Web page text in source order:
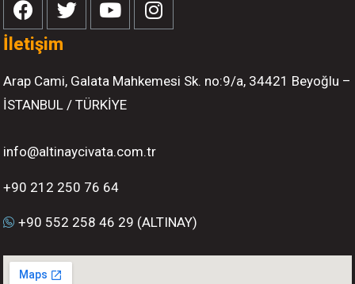
İletişim
Arap Cami, Galata Mahkemesi Sk. no:9/a, 34421 Beyoğlu –
İSTANBUL / TÜRKİYE
info@altinaycivata.com.tr
+90 212 250 76 64
+90 552 258 46 29 (ALTINAY)